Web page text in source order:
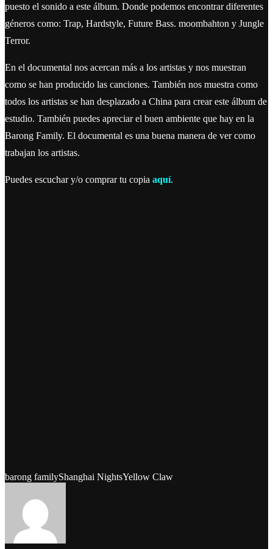
puesto el sonido a este álbum. Donde podemos encontrar diferentes
géneros como: Trap, Hardstyle, Future Bass. moombahton y Jungle
Terror.
En el documental nos acercan más a los artistas y nos muestran
como se han producido las canciones. También nos muestra como
todos los artistas se han desplazado a China para crear este álbum de
estudio. También puedes apreciar el buen ambiente que hay en la
Barong Family. El documental es una buena manera de ver como
trabajan los artistas.
Puedes escuchar y/o comprar tu copia aquí.
barong familyShanghai NightsYellow Claw